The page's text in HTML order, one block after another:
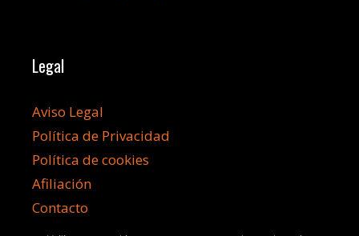
Legal
Aviso Legal
Política de Privacidad
Política de cookies
Afiliación
Contacto